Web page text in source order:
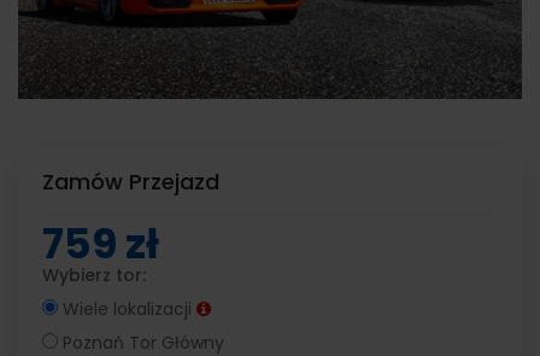
Zamów Przejazd
759 zł
Wybierz tor:
Wiele lokalizacji
Poznań Tor Główny